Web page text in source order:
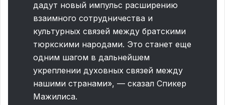
дадут новый импульс расширению
взаимного сотрудничества и
культурных связей между братскими
тюркскими народами. Это станет еще
одним шагом в дальнейшем
укреплении духовных связей между
нашими странами», — сказал Спикер
Мажилиса.